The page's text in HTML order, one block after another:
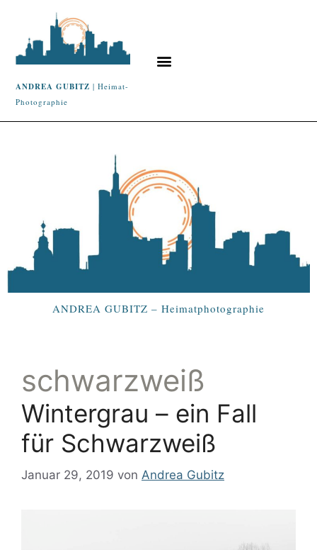
ANDREA GUBITZ | Heimat-
Photographie
ANDREA GUBITZ – Heimatphotographie
schwarzweiß
Wintergrau – ein Fall
für Schwarzweiß
Januar 29, 2019 von Andrea Gubitz